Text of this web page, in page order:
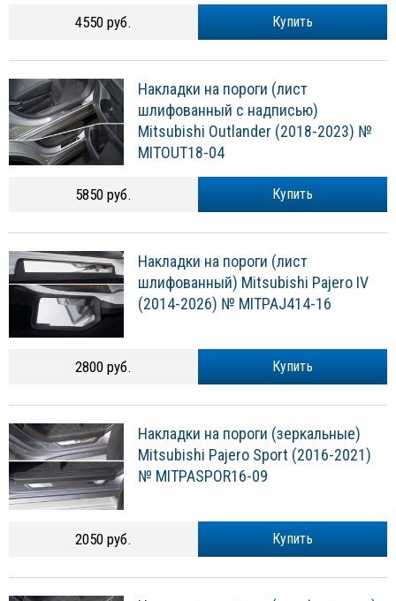
Купить
4550 руб.
Накладки на пороги (лист
шлифованный с надписью)
Mitsubishi Outlander (2018-2023) №
MITOUT18-04
Купить
5850 руб.
Накладки на пороги (лист
шлифованный) Mitsubishi Pajero IV
(2014-2026) № MITPAJ414-16
Купить
2800 руб.
Накладки на пороги (зеркальные)
Mitsubishi Pajero Sport (2016-2021)
№ MITPASPOR16-09
Купить
2050 руб.